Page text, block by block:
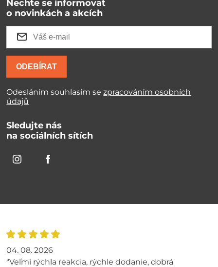
Nechte se informovat
o novinkách a akcích
ODEBÍRAT
Odesláním souhlasím sezpracováním osobních
údajů
Sledujte nás
na sociálních sítích
04. 08. 2026
“Veľmi rýchla reakcia, rýchle dodanie, dobrá